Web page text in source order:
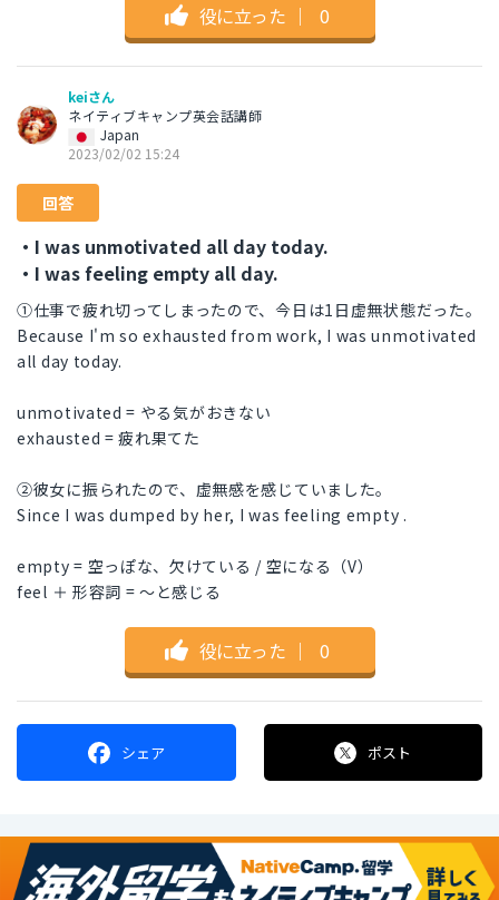
役に立った ｜ 0
keiさん
ネイティブキャンプ英会話講師
Japan
2023/02/02 15:24
回答
・I was unmotivated all day today.
・I was feeling empty all day.
①仕事で疲れ切ってしまったので、今日は1日虚無状態だった。
Because I'm so exhausted from work, I was unmotivated
all day today.
unmotivated = やる気がおきない
exhausted = 疲れ果てた
②彼女に振られたので、虚無感を感じていました。
Since I was dumped by her, I was feeling empty .
empty = 空っぽな、欠けている / 空になる（V）
feel ＋ 形容詞 = ～と感じる
役に立った ｜ 0
シェア ポスト